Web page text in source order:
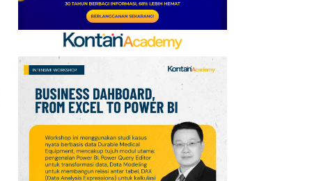
8
Cek Kode Redeem EA FC
Mobile Update 7 Agustus
2026: Klaim Ribuan
Gems Gratis!
9
Promo JSM Alfamart 7–
9 Agustus 2026, Minyak
Goreng 2 Liter Mulai
Rp41.500